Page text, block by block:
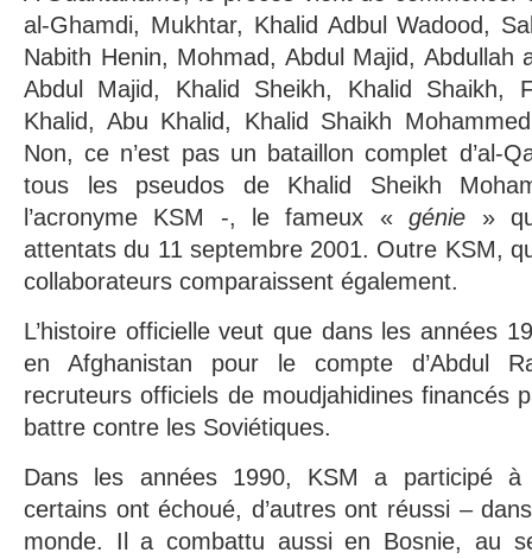
al-Ghamdi, Mukhtar, Khalid Adbul Wadood,
Nabith Henin, Mohmad, Abdul Majid, Abdullah
Abdul Majid, Khalid Sheikh, Khalid Shaikh,
Khalid, Abu Khalid, Khalid Shaikh
Non, ce n’est pas un bataillon complet d’al-
tous les pseudos de Khalid Sheikh
l’acronyme KSM -, le fameux «génie »
attentats du 11 septembre 2001. Outre KSM,
collaborateurs comparaissent également.
L’histoire officielle veut que dans les années
en Afghanistan pour le compte d’Abdul
recruteurs officiels de moudjahidines financés
battre contre les Soviétiques.
Dans les années 1990, KSM a participé à
certains ont échoué, d’autres ont réussi –
monde. Il a combattu aussi en Bosnie, au